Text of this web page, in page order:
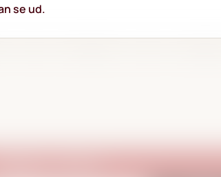
se ud.